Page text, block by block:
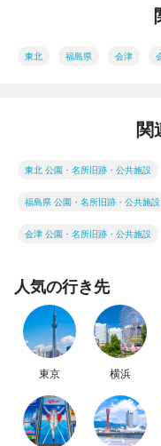
東北 福島県 会津
関
東北 公園・名所旧跡・公共施設
福島県 公園・名所旧跡・公共施設
会津 公園・名所旧跡・公共施設
人気の行き先
東京 横浜